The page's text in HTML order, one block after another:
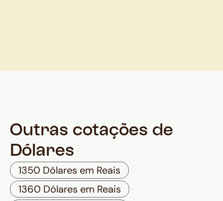
Outras cotações de
Dólares
1350 Dólares em Reais
1360 Dólares em Reais